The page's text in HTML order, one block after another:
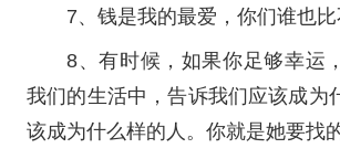
7、钱是我的最爱，你们谁也比
8、有时候，如果你足够幸运
我们的生活中，告诉我们应该成为
该成为什么样的人。你就是她要找的